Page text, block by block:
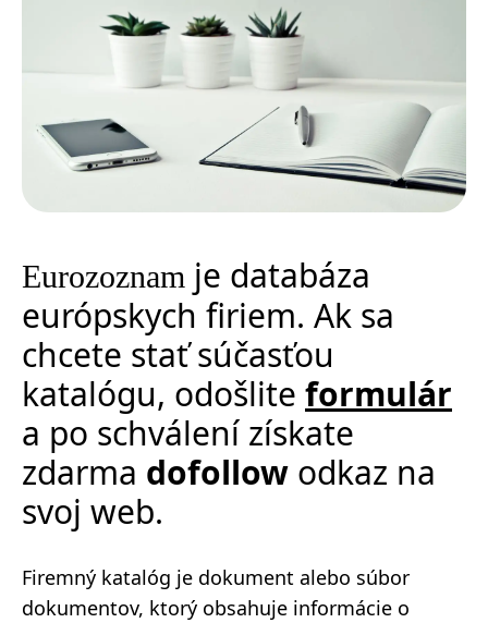
Eurozoznam je databáza
európskych firiem. Ak sa
chcete stať súčasťou
katalógu, odošlite formulár
a po schválení získate
zdarma dofollow odkaz na
svoj web.
Firemný katalóg je dokument alebo súbor
dokumentov, ktorý obsahuje informácie o